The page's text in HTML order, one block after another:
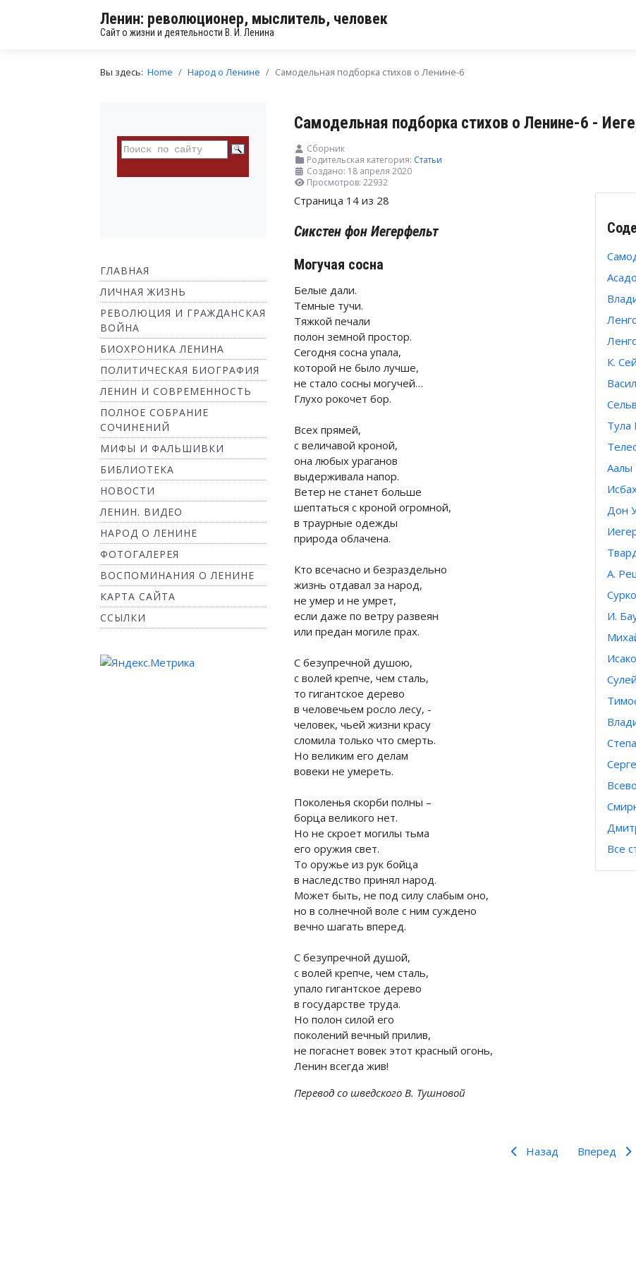
Ленин: революционер, мыслитель, человек
Сайт о жизни и деятельности В. И. Ленина
Вы здесь: Home Народ о Ленине Самодельная подборка стихов о Ленине-6
ГЛАВНАЯ
ЛИЧНАЯ ЖИЗНЬ
РЕВОЛЮЦИЯ И ГРАЖДАНСКАЯ
ВОЙНА
БИОХРОНИКА ЛЕНИНА
ПОЛИТИЧЕСКАЯ БИОГРАФИЯ
ЛЕНИН И СОВРЕМЕННОСТЬ
ПОЛНОЕ СОБРАНИЕ
СОЧИНЕНИЙ
МИФЫ И ФАЛЬШИВКИ
БИБЛИОТЕКА
НОВОСТИ
ЛЕНИН. ВИДЕО
НАРОД О ЛЕНИНЕ
ФОТОГАЛЕРЕЯ
ВОСПОМИНАНИЯ О ЛЕНИНЕ
КАРТА САЙТА
ССЫЛКИ
Самодельная подборка стихов о Ленине-6 -
Сборник
Родительская категория: Статьи
Создано: 18 апреля 2020
Просмотров: 22932
К.
Тула
Аалы
Дон
А.
И.
Все
Страница 14 из 28
Сикстен фон Иегерфельт
Могучая сосна
Белые дали.
Темные тучи.
Тяжкой печали
полон земной простор.
Сегодня сосна упала,
которой не было лучше,
не стало сосны могучей…
Глухо рокочет бор.
Всех прямей,
с величавой кроной,
она любых ураганов
выдерживала напор.
Ветер не станет больше
шептаться с кроной огромной,
в траурные одежды
природа облачена.
Кто всечасно и безраздельно
жизнь отдавал за народ,
не умер и не умрет,
если даже по ветру развеян
или предан могиле прах.
С безупречной душою,
с волей крепче, чем сталь,
то гигантское дерево
в человечьем росло лесу, -
человек, чьей жизни красу
сломила только что смерть.
Но великим его делам
вовеки не умереть.
Поколенья скорби полны –
борца великого нет.
Но не скроет могилы тьма
его оружия свет.
То оружье из рук бойца
в наследство принял народ.
Может быть, не под силу слабым оно,
но в солнечной воле с ним суждено
вечно шагать вперед.
С безупречной душой,
с волей крепче, чем сталь,
упало гигантское дерево
в государстве труда.
Но полон силой его
поколений вечный прилив,
не погаснет вовек этот красный огонь,
Ленин всегда жив!
Перевод со шведского В. Тушновой
Назад Вперед